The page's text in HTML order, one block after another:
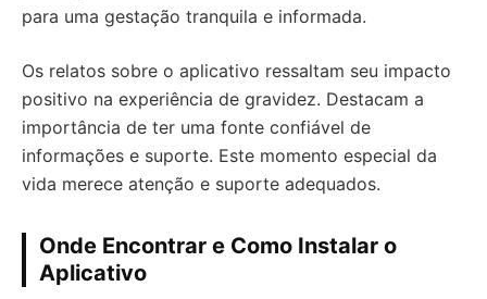
para uma gestação tranquila e informada.
Os relatos sobre o aplicativo ressaltam seu impacto
positivo na experiência de gravidez. Destacam a
importância de ter uma fonte confiável de
informações e suporte. Este momento especial da
vida merece atenção e suporte adequados.
Onde Encontrar e Como Instalar o
Aplicativo